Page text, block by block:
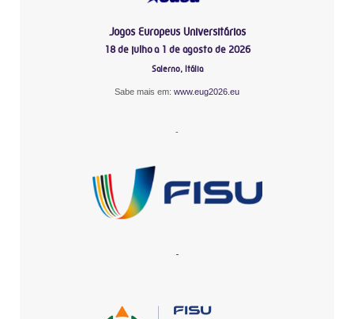
Jogos Europeus Universitários
18 de julho a 1 de agosto de 2026
Salerno, Itália
Sabe mais em: www.eug2026.eu
-
-